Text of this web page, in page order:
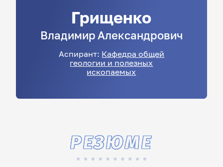
Грищенко
Владимир Александрович
Аспирант: Кафедра общей
геологии и полезных
ископаемых
РЕЗЮМЕ